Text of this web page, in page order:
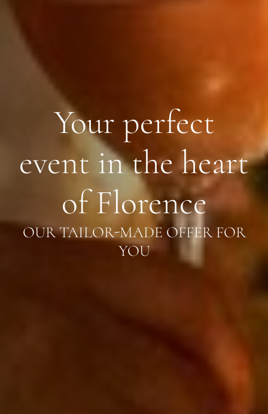
Your perfect
event in the heart
of Florence
OUR TAILOR-MADE OFFER FOR
YOU